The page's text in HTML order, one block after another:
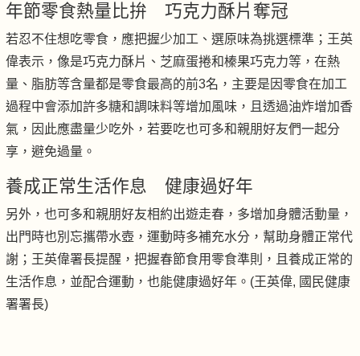
年節零食熱量比拚 巧克力酥片奪冠
若忍不住想吃零食，應把握少加工、選原味為挑選標準；王英
偉表示，像是巧克力酥片、芝麻蛋捲和榛果巧克力等，在熱
量、脂肪等含量都是零食最高的前3名，主要是因零食在加工
過程中會添加許多糖和調味料等增加風味，且透過油炸增加香
氣，因此應盡量少吃外，若要吃也可多和親朋好友們一起分
享，避免過量。
養成正常生活作息 健康過好年
另外，也可多和親朋好友相約出遊走春，多增加身體活動量，
出門時也別忘攜帶水壺，運動時多補充水分，幫助身體正常代
謝；王英偉署長提醒，把握春節食用零食準則，且養成正常的
生活作息，並配合運動，也能健康過好年。(王英偉, 國民健康
署署長)